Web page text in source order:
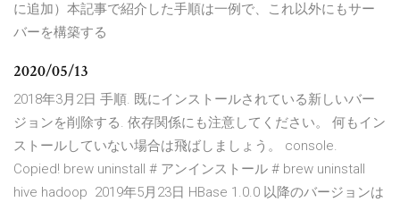
に追加）本記事で紹介した手順は一例で、これ以外にもサー
バーを構築する
2020/05/13
2018年3月2日 手順. 既にインストールされている新しいバー
ジョンを削除する. 依存関係にも注意してください。 何もイン
ストールしていない場合は飛ばしましょう。 console.
Copied! brew uninstall # アンインストール # brew uninstall
hive hadoop 2019年5月23日 HBase 1.0.0 以降のバージョンは